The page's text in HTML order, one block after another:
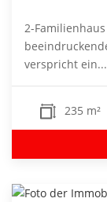
2-
verspricht ein...
235 m²